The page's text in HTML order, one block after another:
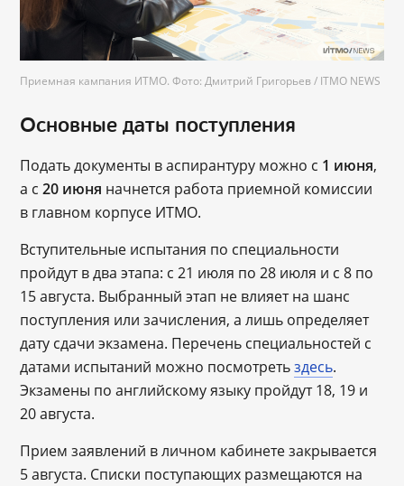
Приемная кампания ИТМО. Фото: Дмитрий Григорьев / ITMO NEWS
Основные даты поступления
Подать документы в аспирантуру можно с 1 июня,
а с20 июня начнется работа приемной комиссии
в главном корпусе ИТМО.
Вступительные испытания по специальности
пройдут в два этапа: с 21 июля по 28 июля и с 8 по
15 августа. Выбранный этап не влияет на шанс
поступления или зачисления, а лишь определяет
дату сдачи экзамена. Перечень специальностей с
датами испытаний можно посмотретьздесь.
Экзамены по английскому языку пройдут 18, 19 и
20 августа.
Прием заявлений в личном кабинете закрывается
5 августа. Списки поступающих размещаются на